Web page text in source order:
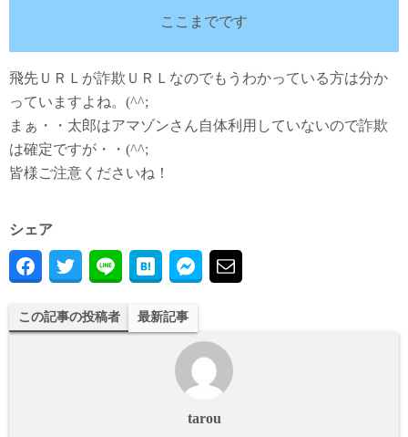
ここまでです
飛先ＵＲＬが詐欺ＵＲＬなのでもうわかっている方は分か
っていますよね。(^^;
まぁ・・太郎はアマゾンさん自体利用していないので詐欺
は確定ですが・・(^^;
皆様ご注意くださいね！
シェア
この記事の投稿者 最新記事
tarou